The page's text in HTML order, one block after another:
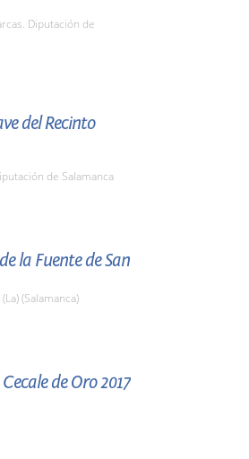
Diputación de
del Recinto
de Salamanca
la Fuente de San
(Salamanca)
de Oro 2017